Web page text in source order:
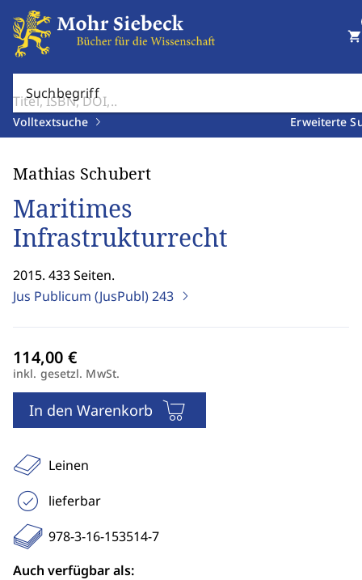
Suchbegriff
Volltextsuche Erweiterte
shopping_cart
Mathias Schubert
Maritimes
Infrastrukturrecht
2015. 433 Seiten.
Jus Publicum (JusPubl)243
inkl. gesetzl. MwSt.
In den Warenkorb
Leinen
lieferbar
978-3-16-153514-7
Auch verfügbar als: